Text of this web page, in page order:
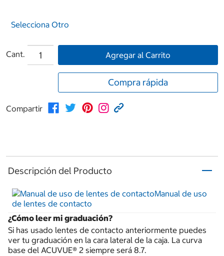
Selecciona Otro
Cant. Agregar al Carrito
Compra rápida
Compartir
Descripción del Producto
Manual de uso
de lentes de contacto
¿Cómo leer mi graduación?
Si has usado lentes de contacto anteriormente puedes
ver tu graduación en la cara lateral de la caja. La curva
base del ACUVUE® 2 siempre será 8.7.